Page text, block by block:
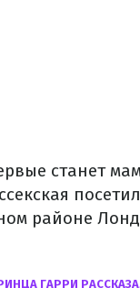
станет
районе
ГАРРИ